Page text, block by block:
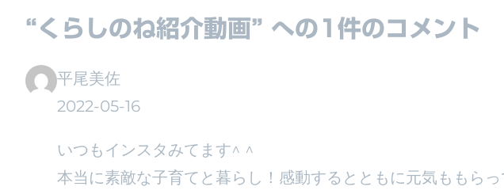
“くらしのね紹介動画” への1件のコメント
平尾美佐
2022-05-16
いつもインスタみてます^ ^
本当に素敵な子育てと暮らし！感動するとともに元気ももら